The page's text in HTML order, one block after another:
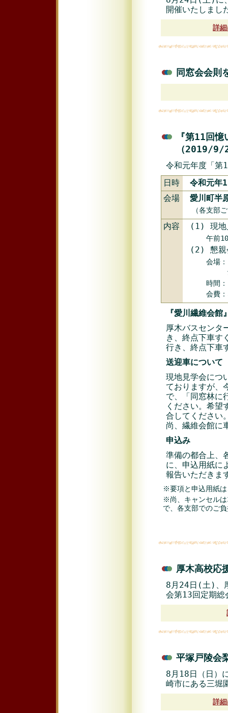
開催いたしまし
詳
同窓会会
『第11回
（2019/9/
令和元年度「第
日時
令和元年
会場
愛川町半
（各支部
内容 (1) 現地
午前10
(2) 懇親
会場：
愛川町
時間：
会費：
『愛川繊維会館
厚木バスセンタ
き、終点下車す
行き、終点下車
送迎車について
現地見学会につ
ておりますが、
で、「同窓林に
ください。希望
合してください
尚、繊維会館に
申込み
準備の都合上、
に、申込用紙に
報告いただきま
※要項と申込用紙
※尚、キャンセル
で、各支部でのご
厚木高校
8月24日(土)、
会第13回定期総
平塚戸陵会
8月18日（日）
崎市にある三堀
詳